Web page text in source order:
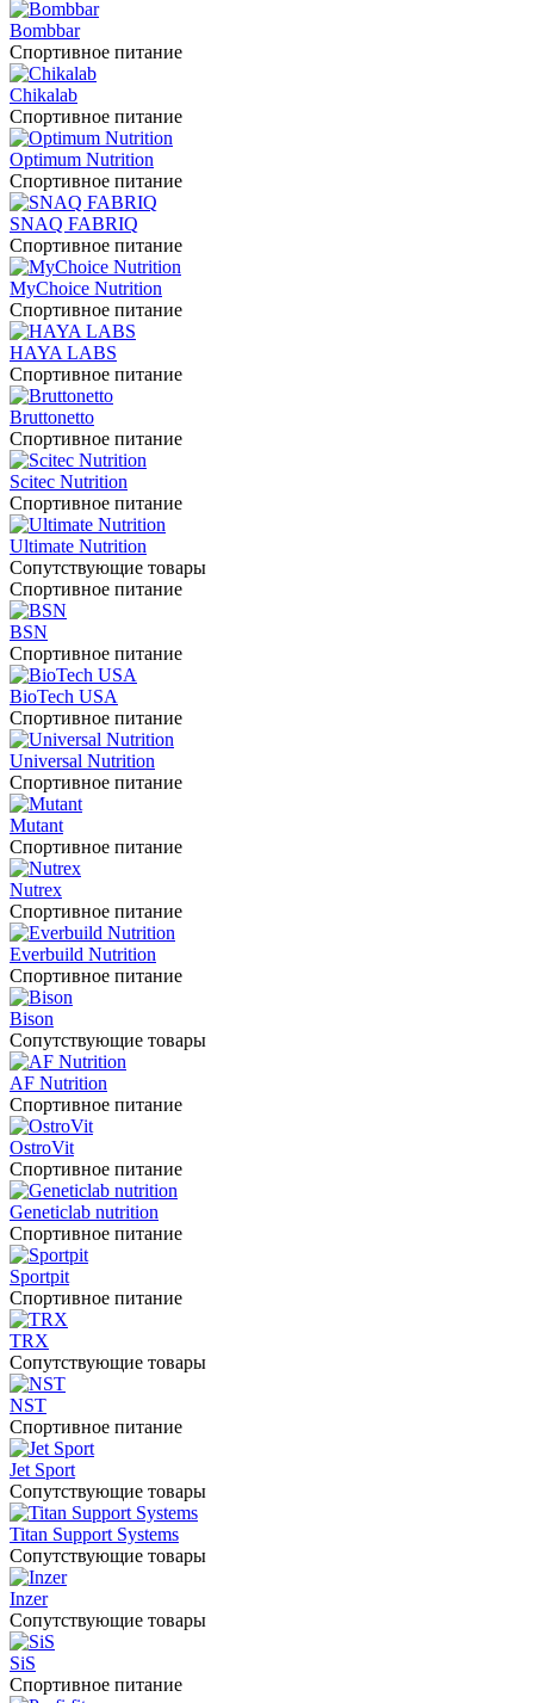
Bombbar
Спортивное питание
Chikalab
Спортивное питание
Optimum Nutrition
Спортивное питание
SNAQ FABRIQ
Спортивное питание
MyChoice Nutrition
Спортивное питание
HAYA LABS
Спортивное питание
Bruttonetto
Спортивное питание
Scitec Nutrition
Спортивное питание
Ultimate Nutrition
Сопутствующие товары
Спортивное питание
BSN
Спортивное питание
BioTech USA
Спортивное питание
Universal Nutrition
Спортивное питание
Mutant
Спортивное питание
Nutrex
Спортивное питание
Everbuild Nutrition
Спортивное питание
Bison
Сопутствующие товары
AF Nutrition
Спортивное питание
OstroVit
Спортивное питание
Geneticlab nutrition
Спортивное питание
Sportpit
Спортивное питание
TRX
Сопутствующие товары
NST
Спортивное питание
Jet Sport
Сопутствующие товары
Titan Support Systems
Сопутствующие товары
Inzer
Сопутствующие товары
SiS
Спортивное питание